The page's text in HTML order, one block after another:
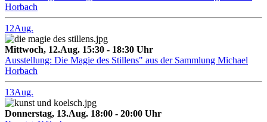
Horbach
12Aug.
Mittwoch, 12.Aug. 15:30 - 18:30 Uhr
Ausstellung: Die Magie des Stillens" aus der Sammlung Michael
Horbach
13Aug.
Donnerstag, 13.Aug. 18:00 - 20:00 Uhr